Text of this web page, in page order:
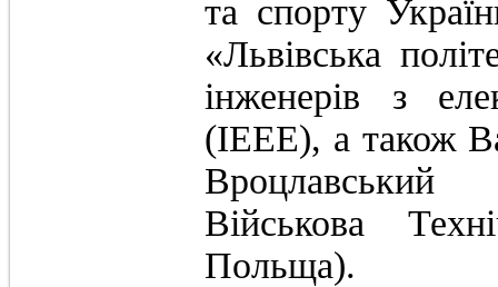
та спорту
«Львівська
інженерів з
(IEEE), а також
Вроцлавський
Військова
Польща).